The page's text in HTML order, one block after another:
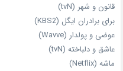
قانون و شهر (tvN)
برای برادران ایگل (KBS2)
عوضی و پولدار (Wavve)
عاشق و دلباخته (tvN)
ماشه (Netflix)